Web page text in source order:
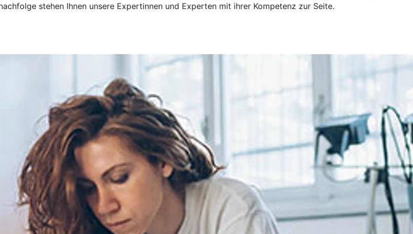
stehen Ihnen unsere Expertinnen und Experten mit ihrer Kompetenz zur Seite.